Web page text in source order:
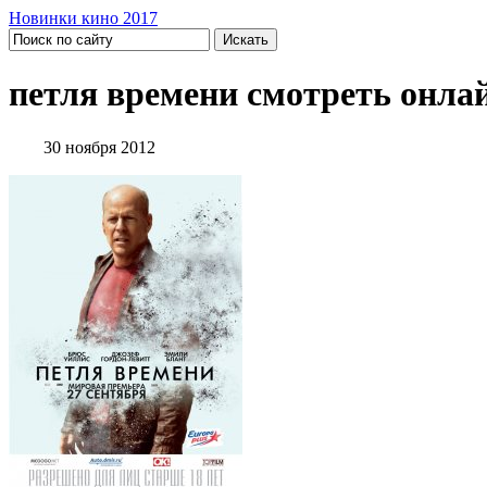
Новинки кино 2017
петля времени смотреть
30 ноября 2012